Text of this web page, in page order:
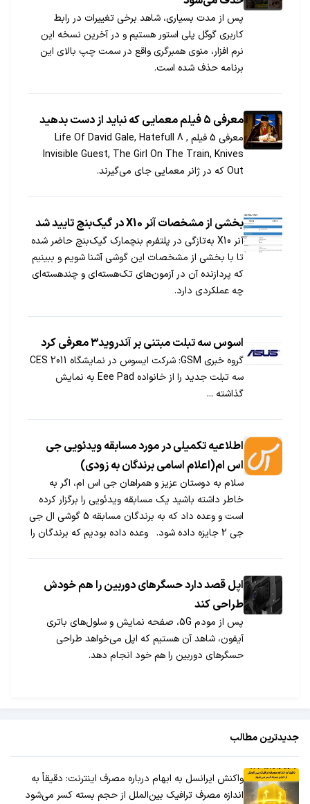
پس از مدت بسیاری، شاهد برخی تغییرات در رابط
کاربری گوگل پلی استور هستیم و در آخرین نسخه این
نرم افزار، منوی همبرگری واقع در سمت چپ بالای این
برنامه حذف شده است.
معرفی ۵ فیلم معمایی که نباید از دست بدهید
معرفی 5 فیلم Life Of David Gale, Hatefull 8 ,
Invisible Guest, The Girl On The Train, Knives
Out که در ژانر معمایی جای می‌گیرند.
بخشی از مشخصات آنر X10 در گیک‌بنچ تایید شد
آنر X10 به‌تازگی در پلتفرم بنچمارک گیک‌بنچ حاضر شده
تا با بخشی از مشخصات این گوشی آشنا شویم و ببینیم
که پردازنده آن در آزمون‌های تک‌هسته‌ای و چندهسته‌ای
چه عملکردی دارد.
اسوس سه تبلت مبتنی بر آندروید۳ معرفی کرد
گروه خبری GSM: شرکت ایسوس در نمایشگاه CES 2011
سه تبلت جدید را از خانواده Eee Pad به نمایش
گذاشته ...
اطلاعیه تکمیلی در مورد مسابقه ویدئویی جی
اس ام(اعلام اسامی برندگان به زودی)
سلام به دوستان عزیز و همراهان جی اس ام، اگر به
خاطر داشته باشید یک مسابقه ویدئویی را برگزار کرده
است و وعده داد که به برندگان مسابقه 5 گوشی ال جی
جی 2 جایزه داده شود. وعده داده بودیم که برندگان را
اپل قصد دارد حسگرهای دوربین را هم خودش
طراحی کند
پس از مودم 5G، صفحه نمایش و سلول‌های باتری
آیفون، شاهد آن هستیم که اپل می‌خواهد طراحی
حسگرهای دوربین را هم خود انجام دهد.
جدیدترین مطالب
واکنش ایرانسل به ابهام درباره مصرف اینترنت: دقیقاً به
اندازه مصرف ترافیک بین‌الملل از حجم بسته کسر می‌شود